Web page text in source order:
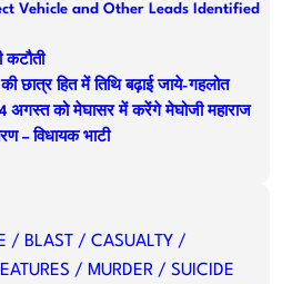
Vehicle and Other Leads Identified
की छात्र हित में तिथि बढ़ाई जाये-गहलोत
अगस्त को मेघासर में करेंगे मेघोजी महाराज
– विधायक भाटी
/ BLAST / CASUALTY /
/ MURDER / SUICIDE